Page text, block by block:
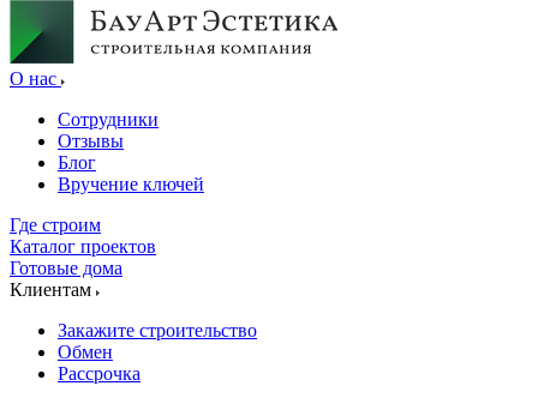
О нас
Сотрудники
Отзывы
Блог
Вручение ключей
Где строим
Каталог проектов
Готовые дома
Клиентам
Закажите строительство
Обмен
Рассрочка